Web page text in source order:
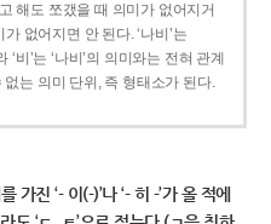
해도 쪼갰을 때 의미가 없어지거
없어지면 안 된다. ‘나비’는
‘비’는 ‘나비’의 의미와는 전혀 관계
없는 의미 단위, 즉 형태소가 된다.
가진 ‘- 이(-)’나 ‘- 히 -’가 올 적에